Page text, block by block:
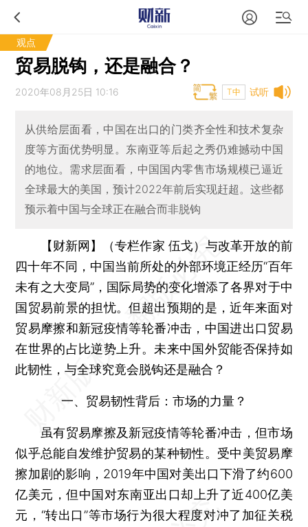
观点
贸易脱钩，还是融合？
试听
2020年08月25日 10:16 T中
从供给层面看，中国在出口的门类齐全性和技术复杂
度等方面优势明显。东南亚等后起之秀仍难撼动中国
的地位。需求层面看，中国国内零售市场规模已逼近
全球最大的美国，预计2022年前后实现赶超。这些都
预示着中国与全球正在融合而非脱钩
【财新网】（专栏作家 伍戈）与改革开放的前
四十年不同，中国当前所处的外部环境正经历“百年
未有之大变局”，国际局势的变化增添了各界对于中
国贸易前景的担忧。但超出预期的是，近年来面对
贸易摩擦和新冠疫情等轮番冲击，中国进出口贸易
在世界的占比逆势上升。未来中国外贸能否保持如
此韧性，与全球究竟会脱钩还是融合？
一、贸易韧性背后：市场的力量？
虽有贸易摩擦及新冠疫情等轮番冲击，但市场
似乎总能自发维护贸易的某种韧性。受中美贸易摩
擦加剧的影响，2019年中国对美出口下滑了约600
亿美元，但中国对东南亚出口却上升了近400亿美
元，“转出口”等市场行为很大程度对冲了加征关税